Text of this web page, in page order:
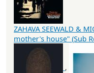
ZAHAVA SEEWALD &
mother's house" (Sub
,